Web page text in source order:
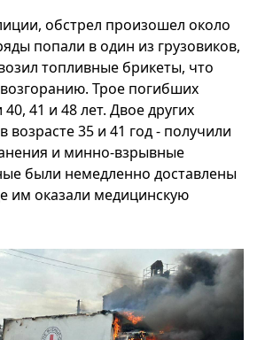
обстрел произошел около
попали в один из грузовиков,
топливные брикеты, что
Трое погибших
41 и 48 лет. Двое других
возрасте 35 и 41 год - получили
и минно-взрывные
были немедленно доставлены
им оказали медицинскую